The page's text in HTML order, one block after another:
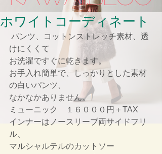
ホワイトコーディネート
けにくくて
お洗濯ですぐに乾きます。
お手入れ簡単で、しっかりとした素材
の白いパンツ、
なかなかありません。
ミューニック　１６０００円＋TAX
インナーはノースリーブ両サイドフリ
ル、
マルシャルテルのカットソー